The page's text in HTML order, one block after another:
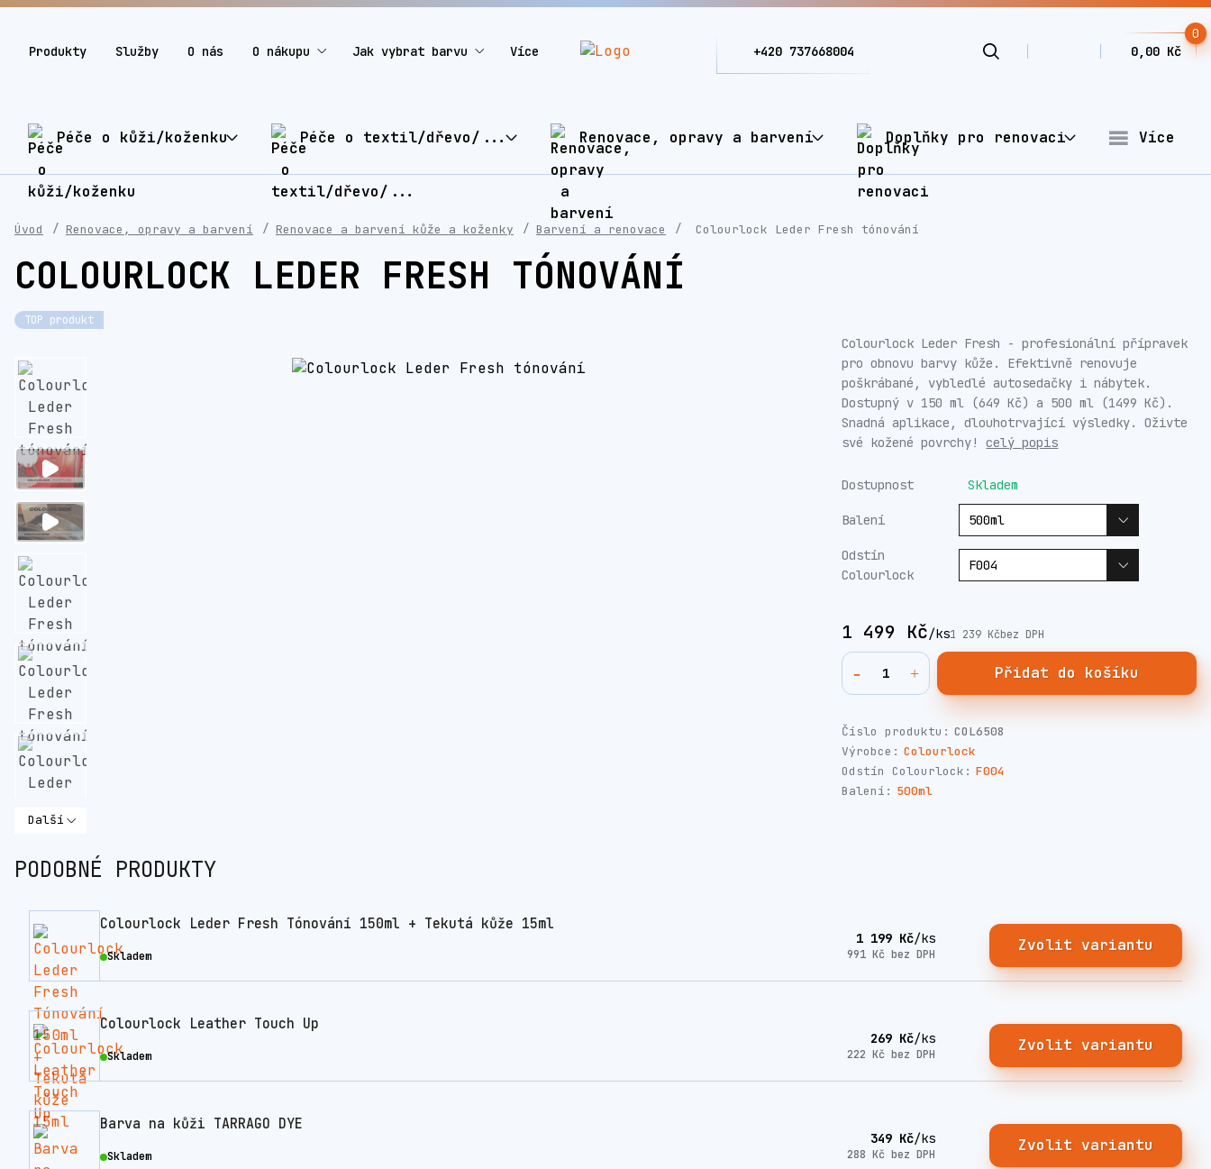
Produkty Služby O nás O nákupu Jak vybrat barvu Více
0
0,00 Kč
+420 737668004
Péče o kůži/koženku Péče o textil/dřevo/... Renovace, opravy a barvení Doplňky pro renovaci Více
Úvod Renovace, opravy a barvení Renovace a barvení kůže a koženky Barvení a renovace Colourlock Leder Fresh tónování
COLOURLOCK LEDER FRESH TÓNOVÁNÍ
TOP produkt
Další
Colourlock Leder Fresh - profesionální přípravek
pro obnovu barvy kůže. Efektivně renovuje
poškrábané, vybledlé autosedačky i nábytek.
Dostupný v 150 ml (649 Kč) a 500 ml (1499 Kč).
Snadná aplikace, dlouhotrvající výsledky. Oživte
své kožené povrchy!celý popis
Dostupnost Skladem
Balení
Odstín
Colourlock
1 499 Kč/ks1 239 Kčbez DPH
Přidat do košíku
Číslo produktu: COL6508
Výrobce: Colourlock
Odstín Colourlock: F004
Balení: 500ml
PODOBNÉ PRODUKTY
Colourlock Leder Fresh Tónování 150ml + Tekutá kůže 15ml
1 199 Kč/ks
991 Kč bez DPH
Skladem
Zvolit variantu
Colourlock Leather Touch Up
269 Kč/ks
222 Kč bez DPH
Skladem
Zvolit variantu
Barva na kůži TARRAGO DYE
349 Kč/ks
288 Kč bez DPH
Skladem
Zvolit variantu